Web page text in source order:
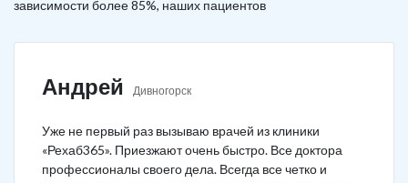
зависимости более 85%, наших пациентов
Андрей Дивногорск
Уже не первый раз вызываю врачей из клиники
«Рехаб365». Приезжают очень быстро. Все доктора
профессионалы своего дела. Всегда все четко и